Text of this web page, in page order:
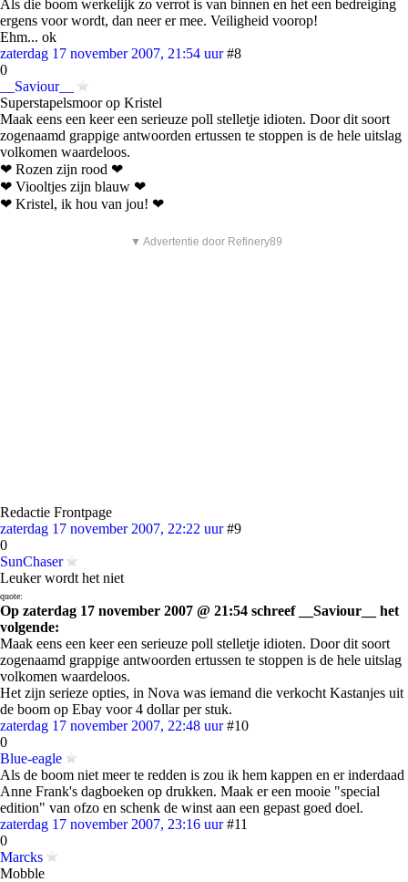
Als die boom werkelijk zo verrot is van binnen en het een bedreiging
ergens voor wordt, dan neer er mee. Veiligheid voorop!
Ehm... ok
zaterdag 17 november 2007, 21:54 uur #8
0
__Saviour__
Superstapelsmoor op Kristel
Maak eens een keer een serieuze poll stelletje idioten. Door dit soort
zogenaamd grappige antwoorden ertussen te stoppen is de hele uitslag
volkomen waardeloos.
❤ Rozen zijn rood ❤
❤ Viooltjes zijn blauw ❤
❤ Kristel, ik hou van jou! ❤
▼ Advertentie door Refinery89
Redactie Frontpage
zaterdag 17 november 2007, 22:22 uur #9
0
SunChaser
Leuker wordt het niet
quote:
Op zaterdag 17 november 2007 @ 21:54 schreef __Saviour__ het
volgende:
Maak eens een keer een serieuze poll stelletje idioten. Door dit soort
zogenaamd grappige antwoorden ertussen te stoppen is de hele uitslag
volkomen waardeloos.
Het zijn serieze opties, in Nova was iemand die verkocht Kastanjes uit
de boom op Ebay voor 4 dollar per stuk.
zaterdag 17 november 2007, 22:48 uur #10
0
Blue-eagle
Als de boom niet meer te redden is zou ik hem kappen en er inderdaad
Anne Frank's dagboeken op drukken. Maak er een mooie "special
edition" van ofzo en schenk de winst aan een gepast goed doel.
zaterdag 17 november 2007, 23:16 uur #11
0
Marcks
Mobble